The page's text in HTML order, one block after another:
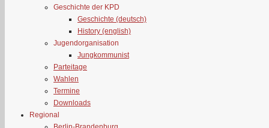
Geschichte der KPD
Geschichte (deutsch)
History (english)
Jugendorganisation
Jungkommunist
Parteitage
Wahlen
Termine
Downloads
Regional